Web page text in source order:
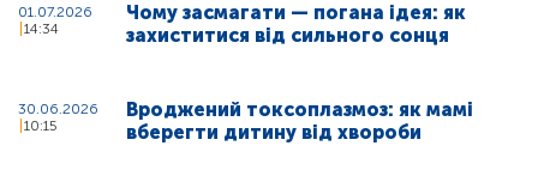
01.07.2026
14:34
Чому засмагати — погана ідея: як
захиститися від сильного сонця
30.06.2026
10:15
Вроджений токсоплазмоз: як мамі
вберегти дитину від хвороби